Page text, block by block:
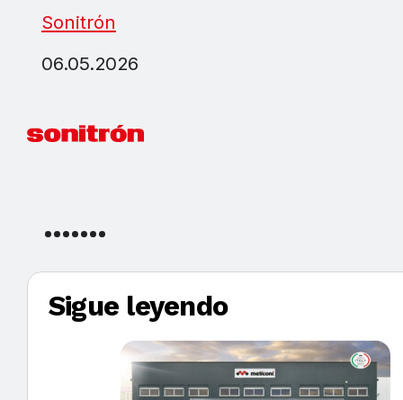
Sonitrón
06.05.2026
Sigue leyendo